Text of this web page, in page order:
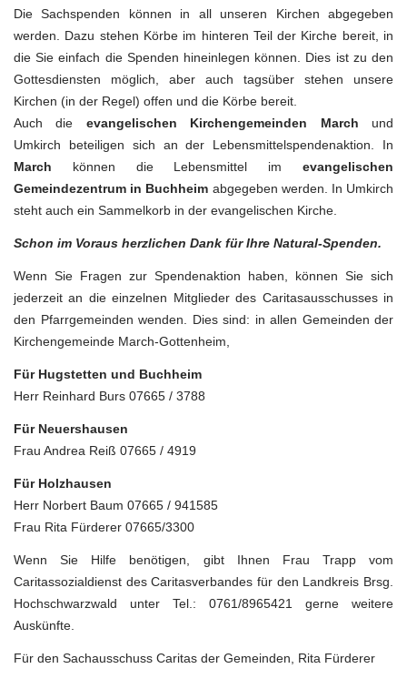
Die Sachspenden können in all unseren Kirchen abgegeben
werden. Dazu stehen Körbe im hinteren Teil der Kirche bereit, in
die Sie einfach die Spenden hineinlegen können. Dies ist zu den
Gottesdiensten möglich, aber auch tagsüber stehen unsere
Kirchen (in der Regel) offen und die Körbe bereit.
Auch die evangelischen Kirchengemeinden March und
Umkirch beteiligen sich an der Lebensmittelspendenaktion. In
March können die Lebensmittel im evangelischen
Gemeindezentrum in Buchheim abgegeben werden. In Umkirch
steht auch ein Sammelkorb in der evangelischen Kirche.
Schon im Voraus herzlichen Dank für Ihre Natural-Spenden.
Wenn Sie Fragen zur Spendenaktion haben, können Sie sich
jederzeit an die einzelnen Mitglieder des Caritasausschusses in
den Pfarrgemeinden wenden. Dies sind: in allen Gemeinden der
Kirchengemeinde March-Gottenheim,
Für Hugstetten und Buchheim
Herr Reinhard Burs 07665 / 3788
Für Neuershausen
Frau Andrea Reiß 07665 / 4919
Für Holzhausen
Herr Norbert Baum 07665 / 941585
Frau Rita Fürderer 07665/3300
Wenn Sie Hilfe benötigen, gibt Ihnen Frau Trapp vom
Caritassozialdienst des Caritasverbandes für den Landkreis Brsg.
Hochschwarzwald unter Tel.: 0761/8965421 gerne weitere
Auskünfte.
Für den Sachausschuss Caritas der Gemeinden, Rita Fürderer